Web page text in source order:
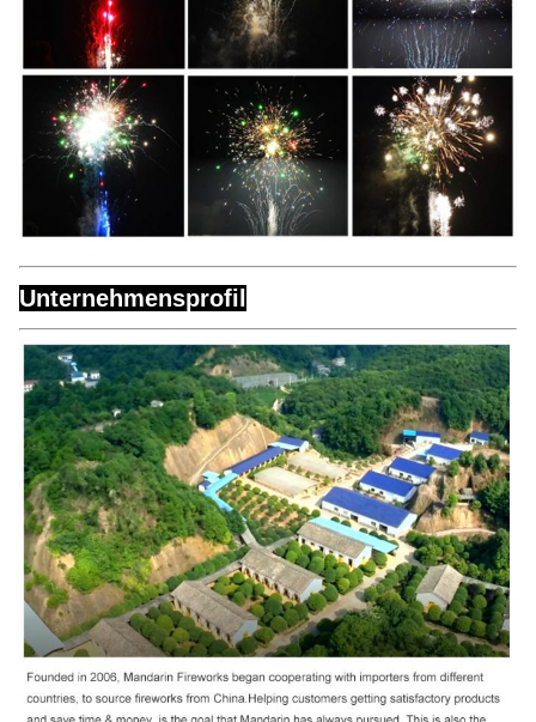
Unternehmensprofil